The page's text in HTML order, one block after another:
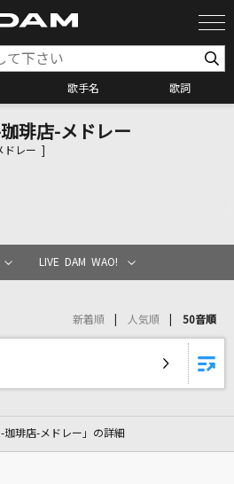
歌手名 歌詞
ラオケ検索
ケリクエスト
しょう～You were mine
琲店-メドレー
ドレー ]
LIVE DAM WAO!
新着順 人気順 50音順
-珈琲店-メドレー」の詳細